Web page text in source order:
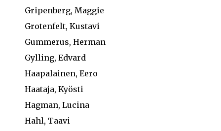
Gripenberg, Maggie
Grotenfelt, Kustavi
Gummerus, Herman
Gylling, Edvard
Haapalainen, Eero
Haataja, Kyösti
Hagman, Lucina
Hahl, Taavi